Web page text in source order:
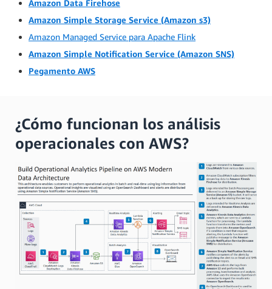
Amazon Data Firehose
Amazon Simple Storage Service (Amazon s3)
Amazon Managed Service para Apache Flink
Amazon Simple Notification Service (Amazon SNS)
Pegamento AWS
¿Cómo funcionan los análisis
operacionales con AWS?